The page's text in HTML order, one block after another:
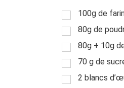
100g de
80g de
80g + 10g
70 g de
2 blancs